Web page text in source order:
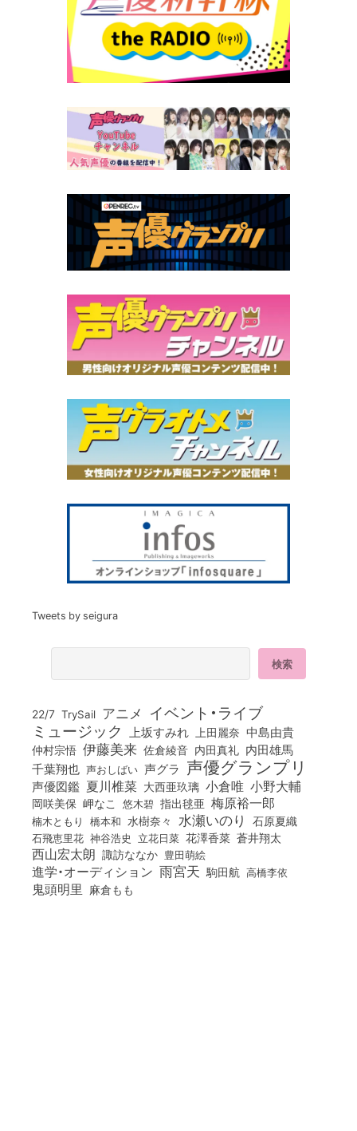
Tweets by seigura
22/7 TrySail アニメ イベント・ライブ
ミュージック 上坂すみれ 上田麗奈 中島由貴
仲村宗悟 伊藤美来 佐倉綾音 内田真礼 内田雄馬
千葉翔也 声おしばい 声グラ 声優グランプリ
声優図鑑 夏川椎菜 大西亜玖璃 小倉唯 小野大輔
岡咲美保 岬なこ 悠木碧 指出毬亜 梅原裕一郎
楠木ともり 橋本和 水樹奈々 水瀬いのり 石原夏織
石飛恵里花 神谷浩史 立花日菜 花澤香菜 蒼井翔太
西山宏太朗 諏訪ななか 豊田萌絵
進学・オーディション 雨宮天 駒田航 高橋李依
鬼頭明里 麻倉もも